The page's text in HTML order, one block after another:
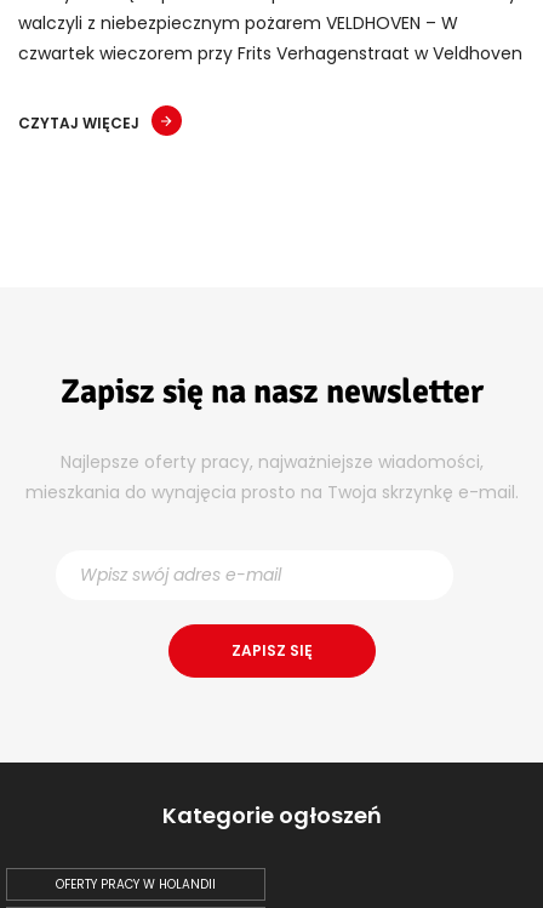
walczyli z niebezpiecznym pożarem VELDHOVEN – W
czwartek wieczorem przy Frits Verhagenstraat w Veldhoven
CZYTAJ WIĘCEJ
Zapisz się na nasz newsletter
Najlepsze oferty pracy, najważniejsze wiadomości,
mieszkania do wynajęcia prosto na Twoja skrzynkę e-mail.
Kategorie ogłoszeń
OFERTY PRACY W HOLANDII